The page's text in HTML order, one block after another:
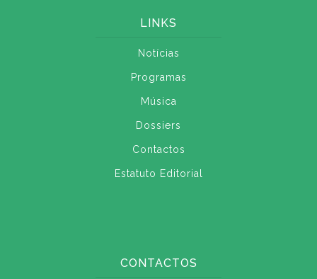
LINKS
Notícias
Programas
Música
Dossiers
Contactos
Estatuto Editorial
CONTACTOS